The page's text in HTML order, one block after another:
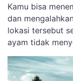
Kamu bisa
dan
lokasi tersebut
ayam tidak